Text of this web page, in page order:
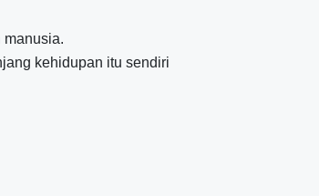
manusia.
kehidupan itu sendiri